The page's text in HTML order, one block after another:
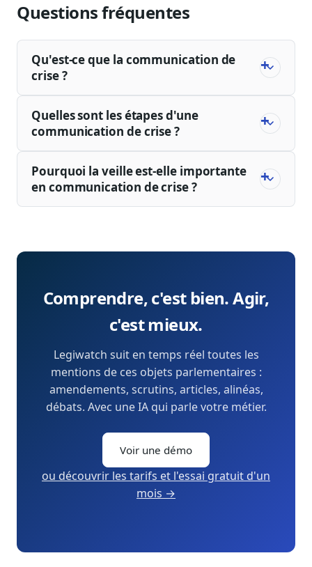
Questions fréquentes
Qu'est-ce que la communication de
crise ?
Quelles sont les étapes d'une
communication de crise ?
Pourquoi la veille est-elle importante
en communication de crise ?
Comprendre, c'est bien. Agir,
c'est mieux.
Legiwatch suit en temps réel toutes les
mentions de ces objets parlementaires :
amendements, scrutins, articles, alinéas,
débats. Avec une IA qui parle votre métier.
Voir une démo
ou découvrir les tarifs et l'essai gratuit d'un
mois →